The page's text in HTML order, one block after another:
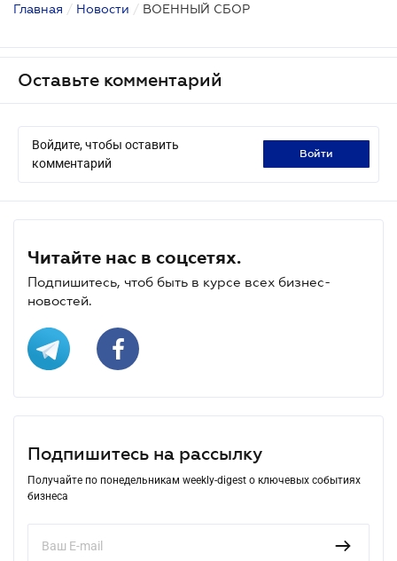
Главная / Новости / ВОЕННЫЙ СБОР
Оставьте комментарий
Войдите, чтобы оставить
комментарий
войти
Читайте нас в соцсетях.
Подпишитесь, чтоб быть в курсе всех бизнес-
новостей.
Подпишитесь на рассылку
Получайте по понедельникам weekly-digest о ключевых событиях
бизнеса